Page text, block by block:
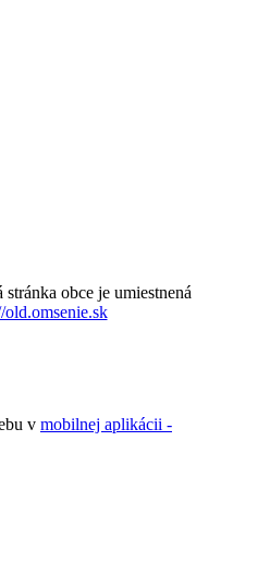
obce je umiestnená
old.omsenie.sk
v mobilnej aplikácii -